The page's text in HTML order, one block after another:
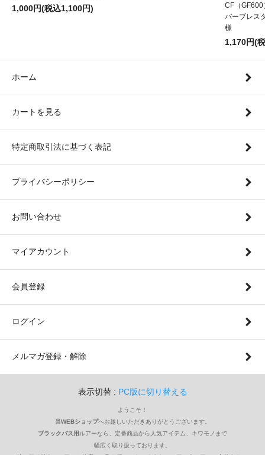
1,000円(税込1,100円)
CF（
バーブレス
様
1,170円(
ホーム
カートを見る
特定商取引法に基づく表記
プライバシーポリシー
お問い合わせ
マイアカウント
会員登録
ログイン
メルマガ登録・解除
表示切替 : PC版に切り替える
ようこそ！
当WEBショップへお越しいただきありがとうございます。
ブラックバス用 ルアーなら、定番商品から人気アイテム、キワモノまで
幅広く取り扱っております。